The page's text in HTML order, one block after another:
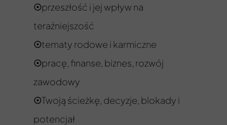
☉przeszłość i jej wpływ na
teraźniejszość
☉tematy rodowe i karmiczne
☉pracę, finanse, biznes, rozwój
zawodowy
☉Twoją ścieżkę, decyzje, blokady i
potencjał